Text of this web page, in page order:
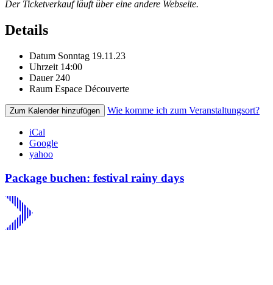
Der Ticketverkauf läuft über eine andere Webseite.
Details
Datum Sonntag 19.11.23
Uhrzeit 14:00
Dauer 240
Raum Espace Découverte
Zum Kalender hinzufügen Wie komme ich zum Veranstaltungsort?
iCal
Google
yahoo
Package buchen: festival rainy days